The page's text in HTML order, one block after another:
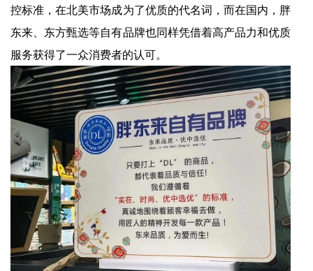
控标准，在北美市场成为了优质的代名词，而在国内，胖
东来、东方甄选等自有品牌也同样凭借着高产品力和优质
服务获得了一众消费者的认可。